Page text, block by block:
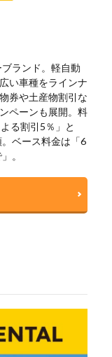
ランド。軽自動
い車種をラインナ
券や土産物割引な
ペーンも展開。料
る割引5％」と
。ベース料金は「6
。